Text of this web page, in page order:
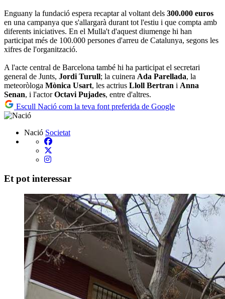
Enguany la fundació espera recaptar al voltant dels 300.000 euros
en una campanya que s'allargarà durant tot l'estiu i que compta amb
diferents iniciatives. En el Mulla't d'aquest diumenge hi han
participat més de 100.000 persones d'arreu de Catalunya, segons les
xifres de l'organització.
A l'acte central de Barcelona també hi ha participat el secretari
general de Junts, Jordi Turull; la cuinera Ada Parellada, la
meteoròloga Mònica Usart, les actrius Lloll Bertran i Anna
Senan, i l'actorOctavi Pujades, entre d'altres.
Escull Nació com la teva font preferida de Google
Nació Societat
Et pot interessar